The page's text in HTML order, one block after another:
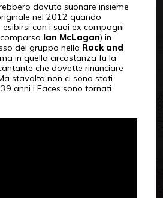
dovuto suonare insieme
nel 2012 quando
con i suoi ex compagni
Ian McLagan) in
del gruppo nella Rock and
ma in quella circostanza fu la
che dovette rinunciare
stavolta non ci sono stati
anni i Faces sono tornati.